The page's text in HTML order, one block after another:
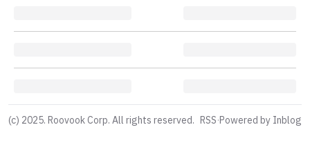
(c) 2025. Roovook Corp. All rights reserved. RSS·Powered by Inblog